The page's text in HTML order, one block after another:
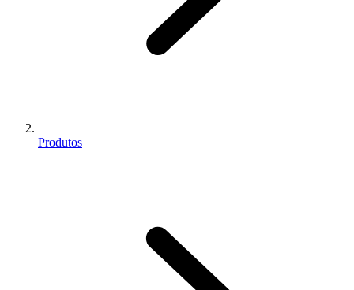
Produtos